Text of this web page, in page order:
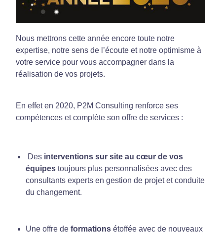
Nous mettrons cette année encore toute notre
expertise, notre sens de l’écoute et notre optimisme à
votre service pour vous accompagner dans la
réalisation de vos projets.
En effet en 2020, P2M Consulting renforce ses
compétences et complète son offre de services :
Des interventions sur site au cœur de vos
équipes toujours plus personnalisées avec des
consultants experts en gestion de projet et conduite
du changement.
Une offre deformations étoffée avec de nouveaux